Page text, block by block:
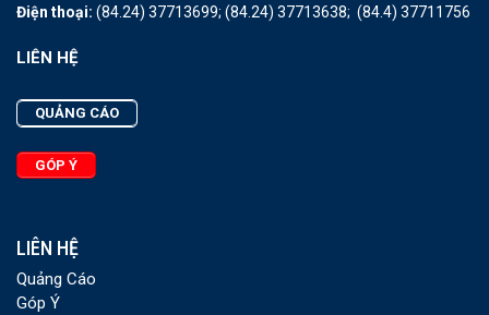
Điện thoại: (84.24) 37713699; (84.24) 37713638; (84.4) 37711756
LIÊN HỆ
QUẢNG CÁO
GÓP Ý
LIÊN HỆ
Quảng Cáo
Góp Ý